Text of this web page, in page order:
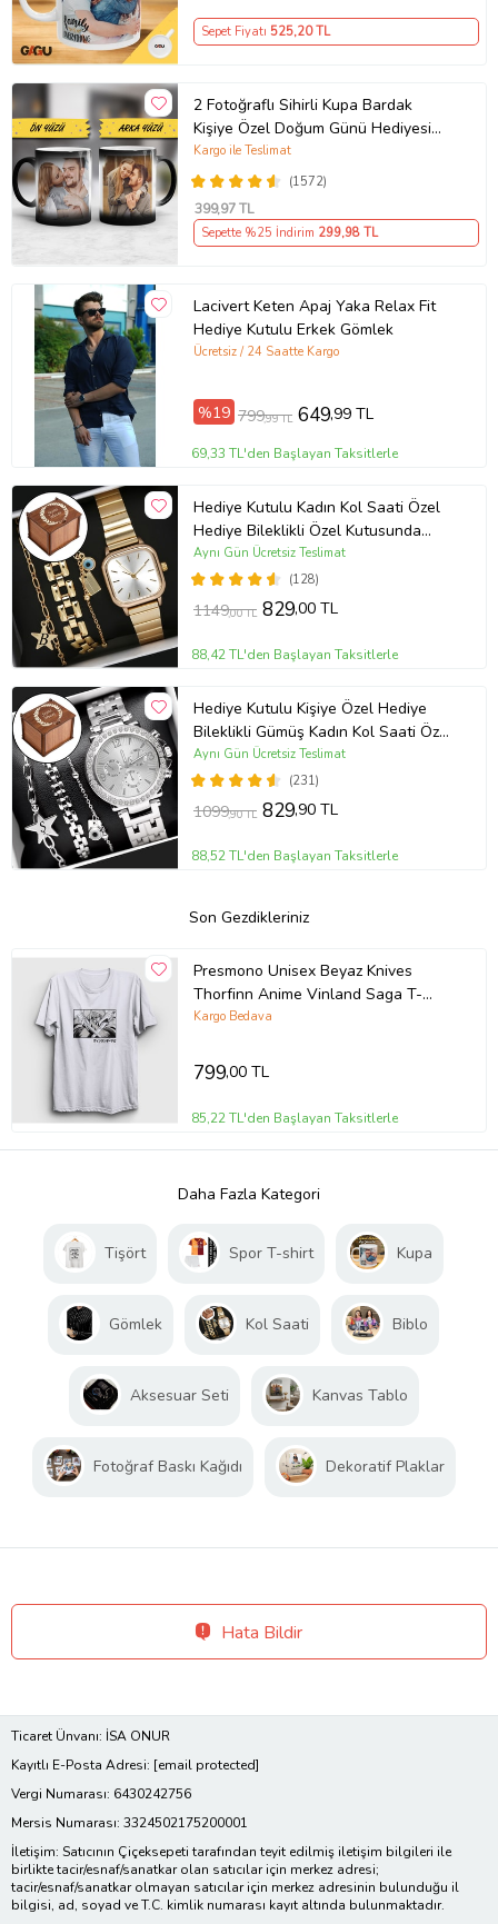
Sepet Fiyatı 525,20 TL
2 Fotoğraflı Sihirli Kupa Bardak
Kişiye Özel Doğum Günü Hediyesi
Sevgiliye Hediye Anneye Babaya
Ablaya Abiye Kız Erkek Kardeşe
Arkadaşa Resimli Günü Yıl Dönümü
Hediyesi
(1572)
Kargo ile Teslimat
399,97 TL
Sepette %25 İndirim 299,98 TL
Lacivert Keten Apaj Yaka Relax Fit
Hediye Kutulu Erkek Gömlek
Ücretsiz / 24 Saatte Kargo
%19 799,99 TL 649,99 TL
69,33 TL'den Başlayan Taksitlerle
Hediye Kutulu Kadın Kol Saati Özel
Hediye Bileklikli Özel Kutusunda
(Gold)
(128)
Aynı Gün Ücretsiz Teslimat
1149,00 TL 829,00 TL
88,42 TL'den Başlayan Taksitlerle
Hediye Kutulu Kişiye Özel Hediye
Bileklikli Gümüş Kadın Kol Saati Özel
Kutusunda (Gümüş)
(231)
Aynı Gün Ücretsiz Teslimat
1099,90 TL 829,90 TL
88,52 TL'den Başlayan Taksitlerle
Son Gezdikleriniz
Presmono Unisex Beyaz Knives
Thorfinn Anime Vinland Saga T-
Shirt 470083tt
Kargo Bedava
799,00 TL
85,22 TL'den Başlayan Taksitlerle
Daha Fazla Kategori
Tişört Spor T-shirt Kupa
Gömlek Kol Saati Biblo
Aksesuar Seti Kanvas Tablo
Fotoğraf Baskı Kağıdı Dekoratif Plaklar
Hata Bildir
Ticaret Ünvanı: İSA ONUR
Kayıtlı E-Posta Adresi: [email protected]
Vergi Numarası: 6430242756
Mersis Numarası: 3324502175200001
İletişim: Satıcının Çiçeksepeti tarafından teyit edilmiş iletişim bilgileri ile
birlikte tacir/esnaf/sanatkar olan satıcılar için merkez adresi;
tacir/esnaf/sanatkar olmayan satıcılar için merkez adresinin bulunduğu il
bilgisi, ad, soyad ve T.C. kimlik numarası kayıt altında bulunmaktadır.